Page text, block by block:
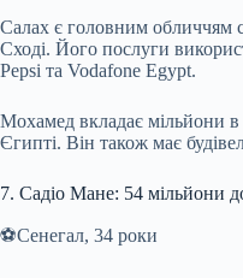
Салах є головним обличчям
Сході. Його послуги
Pepsi та Vodafone Egypt.
Мохамед вкладає мільйони в
Єгипті. Він також має
7. Садіо Мане: 54 мільйони
⚽️Сенегал, 34 роки